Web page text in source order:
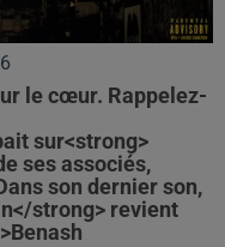
le cœur. Rappelez-
sur<strong>
ses associés,
son dernier son,
strong> revient